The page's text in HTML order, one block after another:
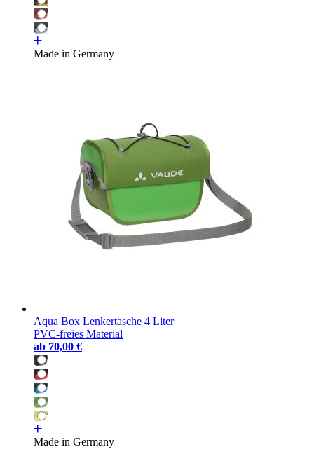
Made in Germany
Aqua Box Lenkertasche 4 Liter
PVC-freies Material
ab 70,00 €
Made in Germany